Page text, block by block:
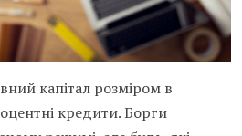
капітал розміром в
кредити. Борги